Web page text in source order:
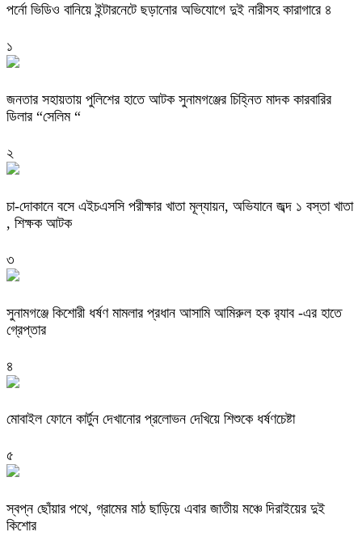
পর্নো ভিডিও বানিয়ে ইন্টারনেটে ছড়ানোর অভিযোগে দুই নারীসহ কারাগারে ৪
১
জনতার সহায়তায় পুলিশের হাতে আটক সুনামগঞ্জের চিহ্নিত মাদক কারবারির
ডিলার “সেলিম “
২
চা-দোকানে বসে এইচএসসি পরীক্ষার খাতা মূল্যায়ন, অভিযানে জব্দ ১ বস্তা খাতা
, শিক্ষক আটক
৩
‎সুনামগঞ্জে কিশোরী ধর্ষণ মামলার প্রধান আসামি আমিরুল হক র‌্যাব -এর হাতে
গ্রেপ্তার
৪
মোবাইল ফোনে কার্টুন দেখানোর প্রলোভন দেখিয়ে শিশুকে ধর্ষণচেষ্টা
৫
স্বপ্ন ছোঁয়ার পথে, গ্রামের মাঠ ছাড়িয়ে এবার জাতীয় মঞ্চে দিরাইয়ের দুই
কিশোর